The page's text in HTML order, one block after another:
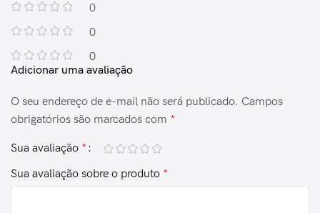
0
0
0
Adicionar uma avaliação
O seu endereço de e-mail não será publicado. Campos
obrigatórios são marcados com *
Sua avaliação *
Sua avaliação sobre o produto *